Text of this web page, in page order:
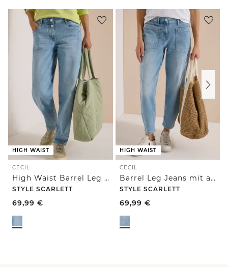
HIGH WAIST
CECIL
High Waist Barrel Leg Jeans im Loose Fit
STYLE SCARLETT
69,99 €
HIGH WAIST
CECIL
Barrel Leg Jeans mit aufgesetzten Taschen
STYLE SCARLETT
69,99 €